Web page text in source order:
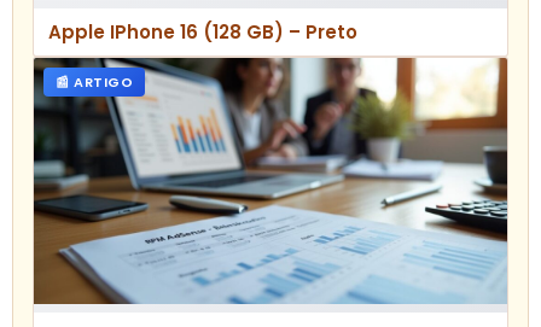
Apple IPhone 16 (128 GB) – Preto
📰 ARTIGO